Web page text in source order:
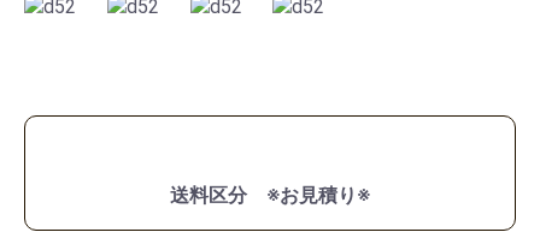
送料区分 ※お見積り※